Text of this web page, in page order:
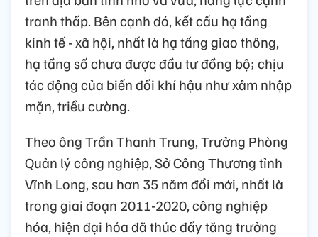
tranh thấp. Bên cạnh đó, kết cấu hạ tầng
kinh tế - xã hội, nhất là hạ tầng giao thông,
hạ tầng số chưa được đầu tư đồng bộ; chịu
tác động của biến đổi khí hậu như xâm nhập
mặn, triều cường.
Theo ông Trần Thanh Trung, Trưởng Phòng
Quản lý công nghiệp, Sở Công Thương tỉnh
Vĩnh Long, sau hơn 35 năm đổi mới, nhất là
trong giai đoạn 2011-2020, công nghiệp
hóa, hiện đại hóa đã thúc đẩy tăng trưởng